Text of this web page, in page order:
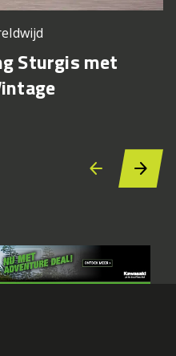
Sturgis met